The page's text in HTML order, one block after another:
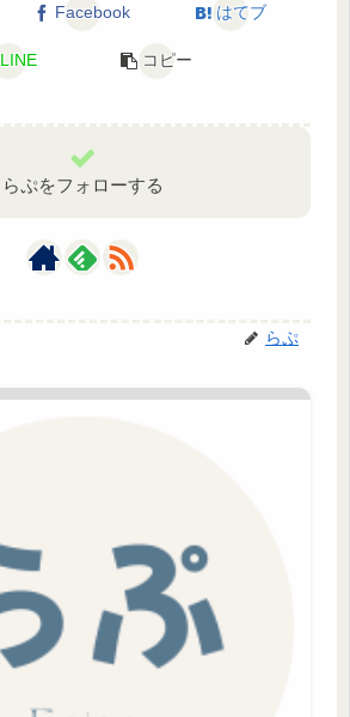
Facebook はてブ
LINE コピー
らぷをフォローする
らぷ